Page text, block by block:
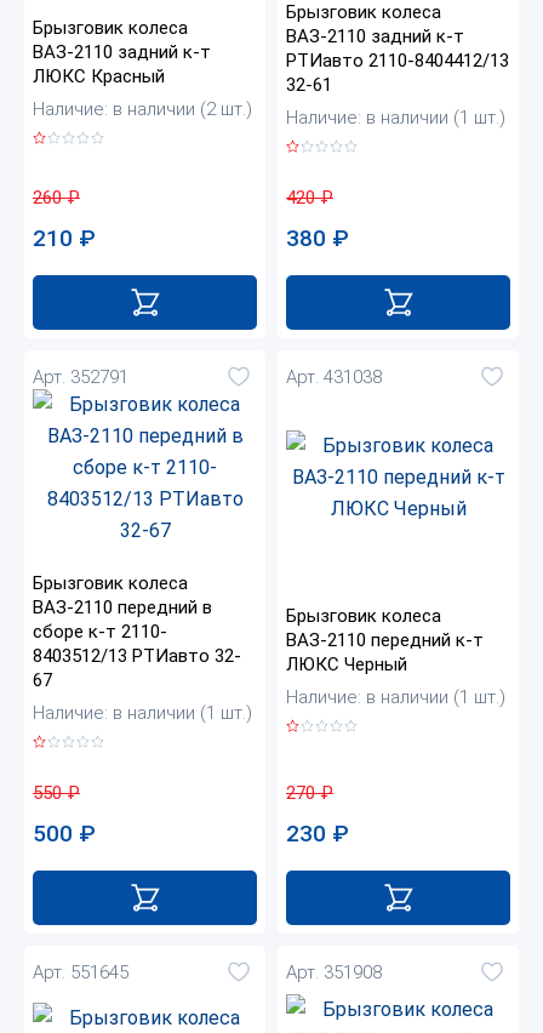
Брызговик колеса
ВАЗ-2110 задний к-т
ЛЮКС Красный
Наличие: в наличии (2 шт.)
260₽
210 ₽
Брызговик колеса
ВАЗ-2110 задний к-т
РТИавто 2110-8404412/13
32-61
Наличие: в наличии (1 шт.)
420₽
380 ₽
Арт. 352791
Брызговик колеса
ВАЗ-2110 передний в
сборе к-т 2110-
8403512/13 РТИавто 32-
67
Наличие: в наличии (1 шт.)
550₽
500 ₽
Арт. 431038
Брызговик колеса
ВАЗ-2110 передний к-т
ЛЮКС Черный
Наличие: в наличии (1 шт.)
270₽
230 ₽
Арт. 551645 Арт. 351908